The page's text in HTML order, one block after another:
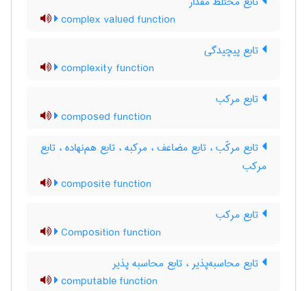
complex valued function
تابع پیچیدگی
complexity function
تابع مرکب
composed function
تابع مرکّب ، تابع مضاعف ، مرکبه ، تابع هم‌نهاده ، تابع
مرکب
composite function
تابع مرکب
Composition function
تابع محاسبه‌پذیر ، تابع محاسبه پذیر
computable function